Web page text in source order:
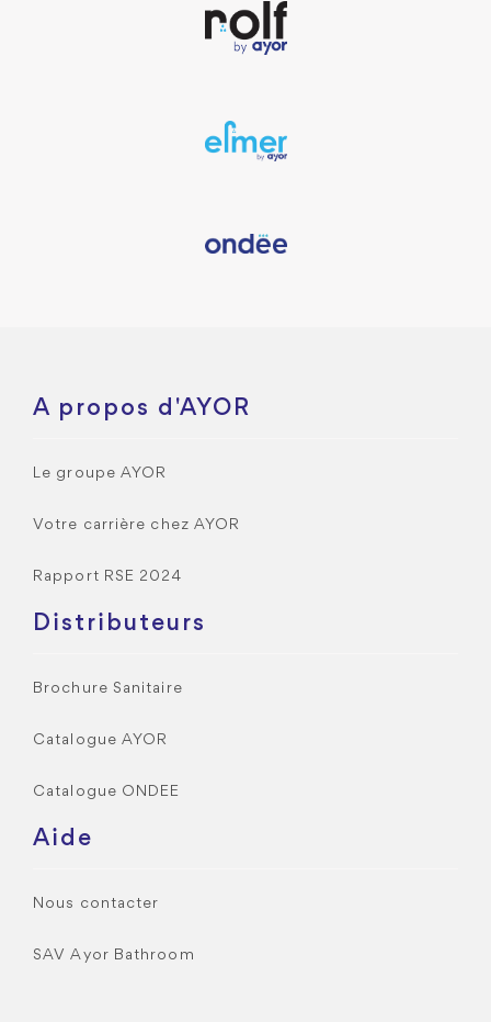
A propos d'AYOR
Le groupe AYOR
Votre carrière chez AYOR
Rapport RSE 2024
Distributeurs
Brochure Sanitaire
Catalogue AYOR
Catalogue ONDEE
Aide
Nous contacter
SAV Ayor Bathroom